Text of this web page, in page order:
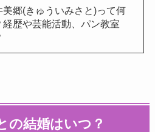
美郷(きゅういみさと)って何
経歴や芸能活動、パン教室
の結婚はいつ？